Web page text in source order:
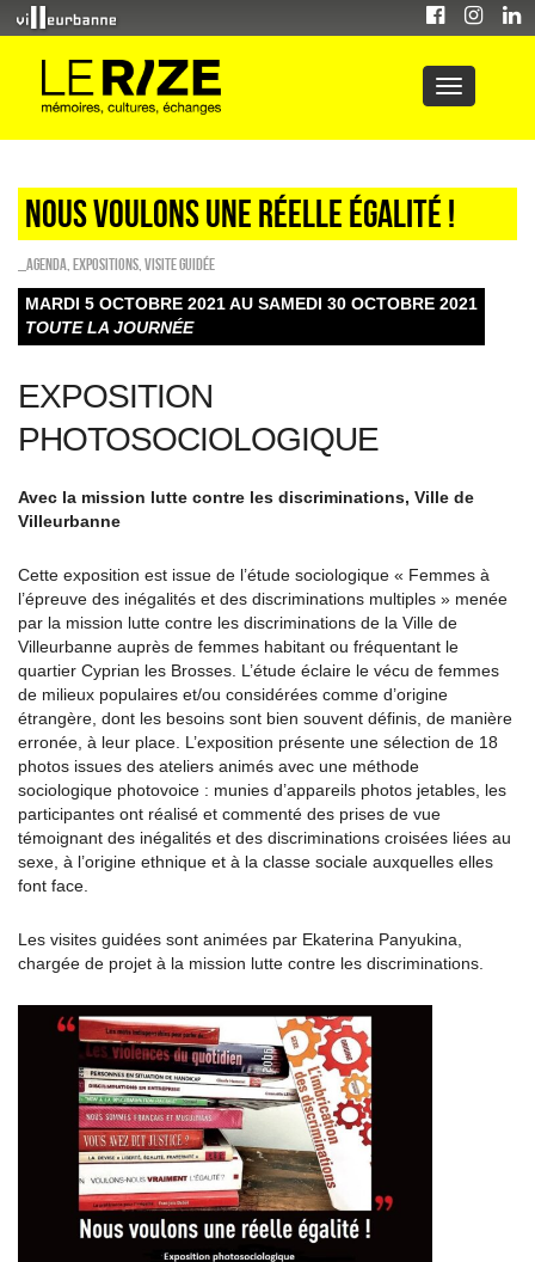
NOUS VOULONS UNE RÉELLE ÉGALITÉ !
_Agenda EXPOSITIONS Visite guidée
MARDI 5 OCTOBRE 2021 AU SAMEDI 30 OCTOBRE 2021
TOUTE LA JOURNÉE
EXPOSITION
PHOTOSOCIOLOGIQUE
Avec la mission lutte contre les discriminations, Ville de
Villeurbanne
Cette exposition est issue de l’étude sociologique « Femmes à
l’épreuve des inégalités et des discriminations multiples » menée
par la mission lutte contre les discriminations de la Ville de
Villeurbanne auprès de femmes habitant ou fréquentant le
quartier Cyprian les Brosses. L’étude éclaire le vécu de femmes
de milieux populaires et/ou considérées comme d’origine
étrangère, dont les besoins sont bien souvent définis, de manière
erronée, à leur place. L’exposition présente une sélection de 18
photos issues des ateliers animés avec une méthode
sociologique photovoice : munies d’appareils photos jetables, les
participantes ont réalisé et commenté des prises de vue
témoignant des inégalités et des discriminations croisées liées au
sexe, à l’origine ethnique et à la classe sociale auxquelles elles
font face.
Les visites guidées sont animées par Ekaterina Panyukina,
chargée de projet à la mission lutte contre les discriminations.